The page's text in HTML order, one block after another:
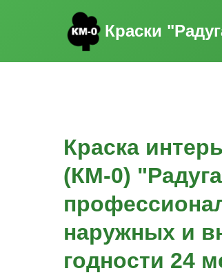
Краски
Краска
(КМ-0)
наружных и
годности 24